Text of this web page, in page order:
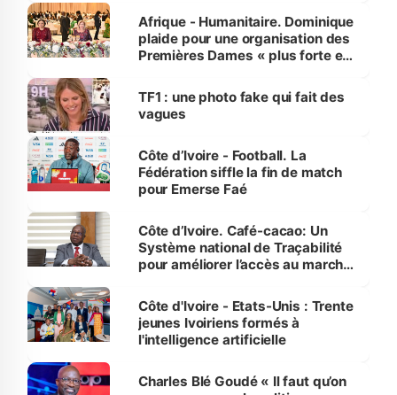
Afrique - Humanitaire. Dominique
plaide pour une organisation des
Premières Dames « plus forte et
sur la scène internationale »
TF1 : une photo fake qui fait des
vagues
Côte d’Ivoire - Football. La
Fédération siffle la fin de match
pour Emerse Faé
Côte d’Ivoire. Café-cacao: Un
Système national de Traçabilité
pour améliorer l’accès au marché
Côte d'Ivoire - Etats-Unis : Trente
jeunes Ivoiriens formés à
l'intelligence artificielle
Charles Blé Goudé « Il faut qu’on